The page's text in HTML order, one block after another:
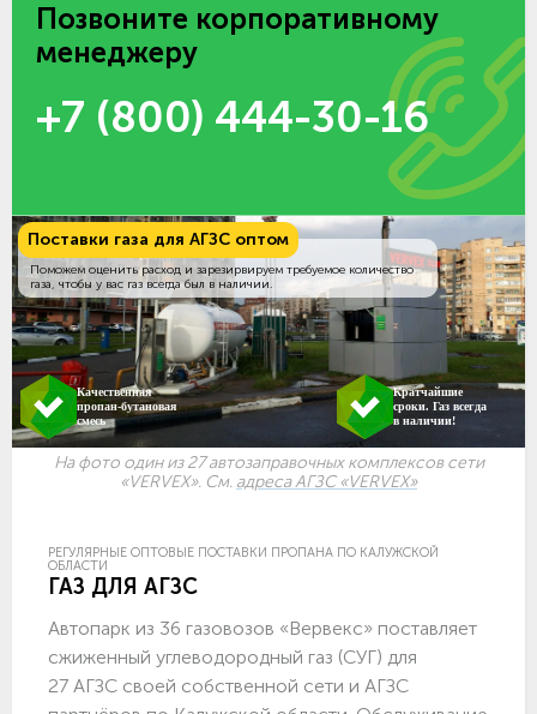
Позвоните корпоративному
менеджеру
+7 (800) 444-30-16
Поставки газа для АГЗС оптом
Поможем оценить расход и зарезирвируем требуемое количество
газа, чтобы у вас газ всегда был в наличии.
Качественная
пропан-бутановая
смесь
Кратчайшие
сроки. Газ всегда
в наличии!
На фото один из 27 автозаправочных комплексов сети
«VERVEX». См. адреса АГЗС «VERVEX»
РЕГУЛЯРНЫЕ ОПТОВЫЕ ПОСТАВКИ ПРОПАНА ПО КАЛУЖСКОЙ
ОБЛАСТИ
ГАЗ ДЛЯ АГЗС
Автопарк из 36 газовозов «Вервекс» поставляет
сжиженный углеводородный газ (СУГ) для
27 АГЗС своей собственной сети и АГЗС